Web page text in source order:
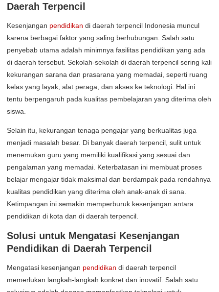
Daerah Terpencil
Kesenjangan pendidikan di daerah terpencil Indonesia muncul
karena berbagai faktor yang saling berhubungan. Salah satu
penyebab utama adalah minimnya fasilitas pendidikan yang ada
di daerah tersebut. Sekolah-sekolah di daerah terpencil sering kali
kekurangan sarana dan prasarana yang memadai, seperti ruang
kelas yang layak, alat peraga, dan akses ke teknologi. Hal ini
tentu berpengaruh pada kualitas pembelajaran yang diterima oleh
siswa.
Selain itu, kekurangan tenaga pengajar yang berkualitas juga
menjadi masalah besar. Di banyak daerah terpencil, sulit untuk
menemukan guru yang memiliki kualifikasi yang sesuai dan
pengalaman yang memadai. Keterbatasan ini membuat proses
belajar mengajar tidak maksimal dan berdampak pada rendahnya
kualitas pendidikan yang diterima oleh anak-anak di sana.
Ketimpangan ini semakin memperburuk kesenjangan antara
pendidikan di kota dan di daerah terpencil.
Solusi untuk Mengatasi Kesenjangan
Pendidikan di Daerah Terpencil
Mengatasi kesenjangan pendidikan di daerah terpencil
memerlukan langkah-langkah konkret dan inovatif. Salah satu